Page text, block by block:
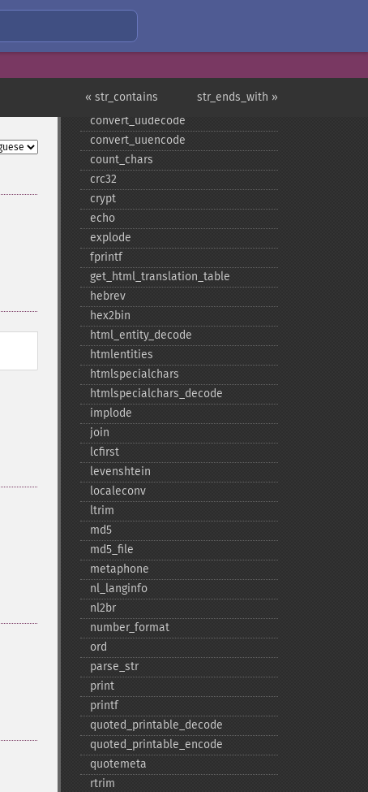
str_ends_with »
« str_contains
bin2hex
chr
chunk_​split
convert_​uudecode
convert_​uuencode
count_​chars
crc32
crypt
echo
explode
fprintf
get_​html_​translation_​table
hebrev
hex2bin
html_​entity_​decode
htmlentities
htmlspecialchars
htmlspecialchars_​decode
implode
join
lcfirst
levenshtein
localeconv
ltrim
md5
md5_​file
metaphone
nl_​langinfo
nl2br
number_​format
ord
parse_​str
print
printf
quoted_​printable_​decode
quoted_​printable_​encode
quotemeta
rtrim